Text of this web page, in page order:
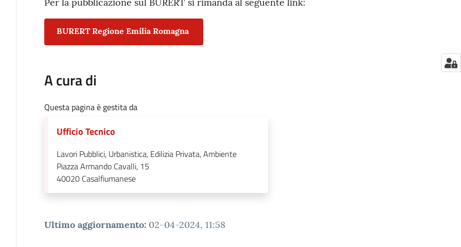
BURERT Regione Emilia Romagna
A cura di
Questa pagina è gestita da
Ufficio Tecnico
Lavori Pubblici, Urbanistica, Edilizia Privata, Ambiente
Piazza Armando Cavalli, 15
40020 Casalfiumanese
Ultimo aggiornamento: 02-04-2024, 11:58